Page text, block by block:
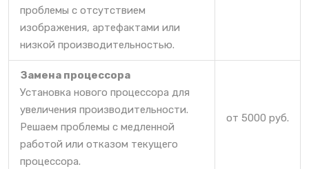
проблемы с отсутствием
изображения, артефактами или
низкой производительностью.
Замена процессора
Установка нового процессора для
увеличения производительности.
Решаем проблемы с медленной
работой или отказом текущего
процессора.
от 5000 руб.